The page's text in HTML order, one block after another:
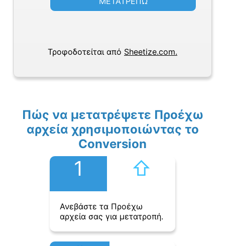
Τροφοδοτείται από Sheetize.com.
Πώς να μετατρέψετε Προέχω
αρχεία χρησιμοποιώντας το
Conversion
1 ⇧︎
Ανεβάστε τα Προέχω
αρχεία σας για μετατροπή.